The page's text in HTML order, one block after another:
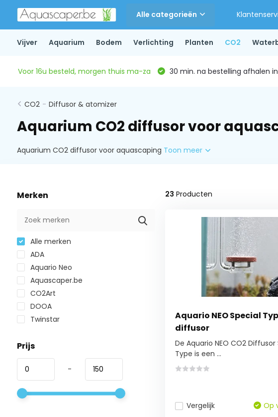
Alle categorieën
Vijver Aquarium Bodem Verlichting Planten CO2
Voor 16u besteld, morgen thuis ma-za 30 min. na bestelling afhalen
CO2 - Diffusor & atomizer
Aquarium CO2 diffusor voor
Aquarium CO2 diffusor voor aquascaping Toon meer
Merken
Alle merken
ADA
Aquario Neo
Aquascaper.be
CO2Art
DOOA
Twinstar
Prijs
-
23 Producten
Aquario NEO Special
diffusor
De Aquario NEO CO2 Diffusor
Type is een ...
Vergelijk Op